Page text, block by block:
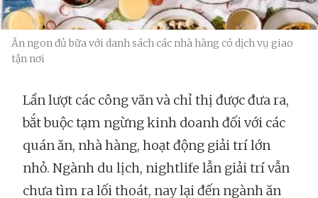
Ăn ngon đủ bữa với danh sách các nhà hàng có dịch vụ giao
tận nơi
Lần lượt các công văn và chỉ thị được đưa ra,
bắt buộc tạm ngừng kinh doanh đối với các
quán ăn, nhà hàng, hoạt động giải trí lớn
nhỏ. Ngành du lịch, nightlife lẫn giải trí vẫn
chưa tìm ra lối thoát, nay lại đến ngành ăn